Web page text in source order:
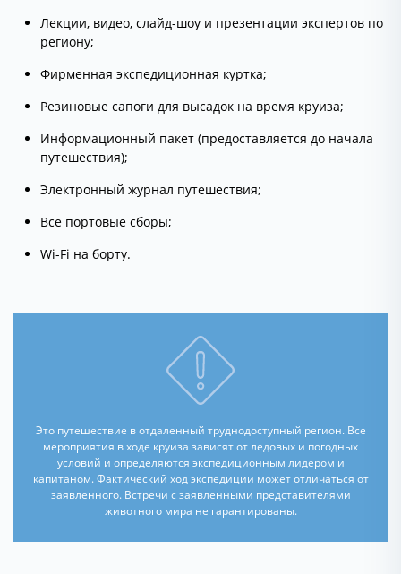
Лекции, видео, слайд-шоу и презентации экспертов по
региону;
Фирменная экспедиционная куртка;
Резиновые сапоги для высадок на время круиза;
Информационный пакет (предоставляется до начала
путешествия);
Электронный журнал путешествия;
Все портовые сборы;
Wi-Fi на борту.
Это путешествие в отдаленный труднодоступный регион. Все
мероприятия в ходе круиза зависят от ледовых и погодных
условий и определяются экспедиционным лидером и
капитаном. Фактический ход экспедиции может отличаться от
заявленного. Встречи с заявленными представителями
животного мира не гарантированы.